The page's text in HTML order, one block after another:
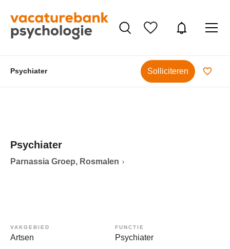
Psychiater Solliciteren
Psychiater
Parnassia Groep, Rosmalen
VAKGEBIED
Artsen
FUNCTIE
Psychiater